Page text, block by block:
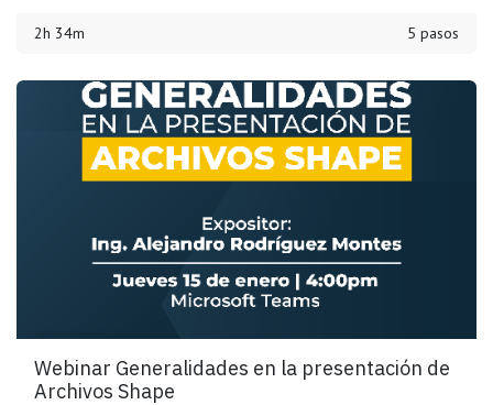
2h 34m 5 pasos
Webinar Generalidades en la presentación de
Archivos Shape